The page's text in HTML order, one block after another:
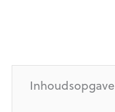
Inhoudsopgave